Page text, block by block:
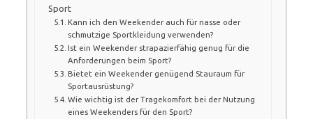
Sport
Kann ich den Weekender auch für nasse oder
schmutzige Sportkleidung verwenden?
Ist ein Weekender strapazierfähig genug für die
Anforderungen beim Sport?
Bietet ein Weekender genügend Stauraum für
Sportausrüstung?
Wie wichtig ist der Tragekomfort bei der Nutzung
eines Weekenders für den Sport?